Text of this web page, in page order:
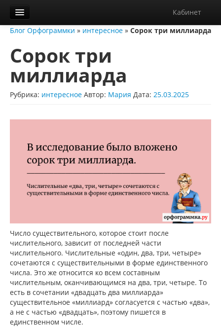
Кабинет
Орфограммка
Библиотека
Блог
О нас
Диктанты
Блог Орфограммки » интересное » Сорок три миллиарда
Сорок три
миллиарда
Рубрика: интересное Автор: Мария Дата: 25.03.2025
Число существительного, которое стоит после
числительного, зависит от последней части
числительного. Числительные «один, два, три, четыре»
сочетаются с существительными в форме единственного
числа. Это же относится ко всем составным
числительным, оканчивающимся на два, три, четыре. То
есть в сочетании «двадцать два миллиарда»
существительное «миллиард» согласуется с частью «два»,
а не с частью «двадцать», поэтому пишется в
единственном числе.